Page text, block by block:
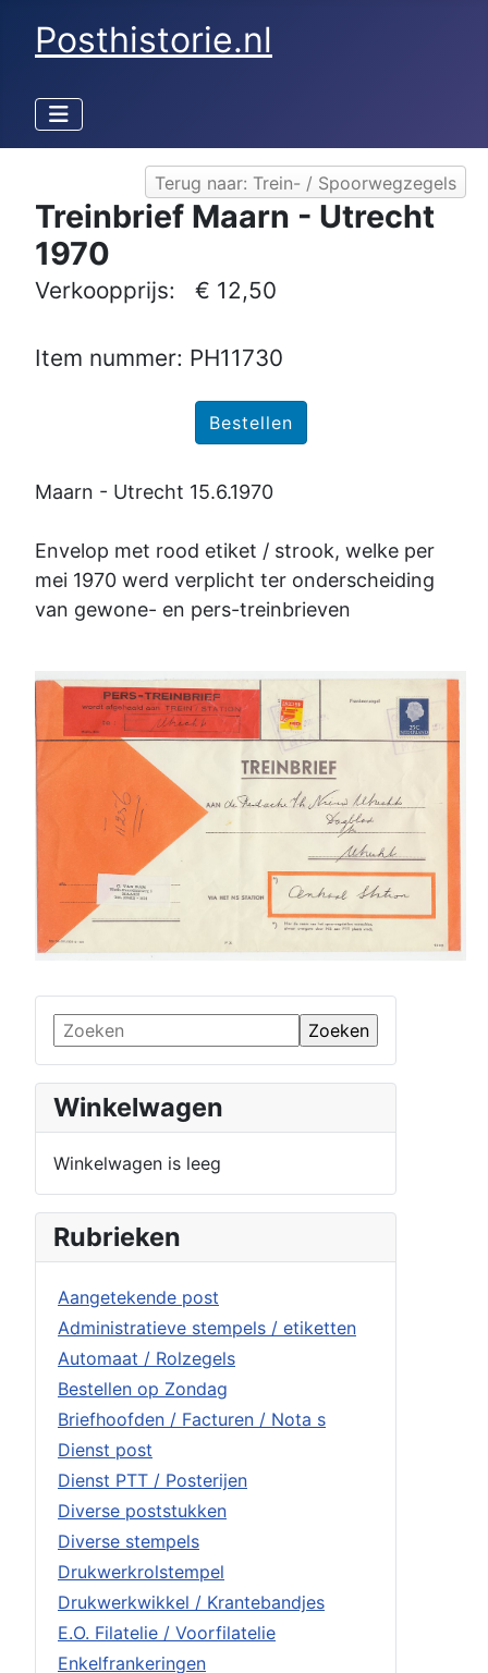
Posthistorie.nl
Winkelwagen
Winkelwagen is leeg
Rubrieken
Aangetekende post
Administratieve stempels / etiketten
Automaat / Rolzegels
Bestellen op Zondag
Briefhoofden / Facturen / Nota s
Dienst post
Dienst PTT / Posterijen
Diverse poststukken
Diverse stempels
Drukwerkrolstempel
Drukwerkwikkel / Krantebandjes
E.O. Filatelie / Voorfilatelie
Enkelfrankeringen
Terug naar: Trein- / Spoorwegzegels
Treinbrief Maarn - Utrecht
1970
Verkoopprijs: € 12,50
Item nummer: PH11730
Maarn - Utrecht 15.6.1970
Envelop met rood etiket / strook, welke per
mei 1970 werd verplicht ter onderscheiding
van gewone- en pers-treinbrieven